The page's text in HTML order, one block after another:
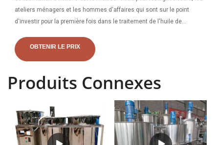
ateliers ménagers et les hommes d'affaires qui sont sur le point
d'investir pour la première fois dans le traitement de l'huile de
vente de machines de traitement d'huile d'arachide, machines de
fabrication d'huile d'arachide et fourniture de diverses huiles
solvant d’huile d’arachide. Machine de raffinage d'huile d'arachide de
OBTENIR LE PRIX
Produits Connexes